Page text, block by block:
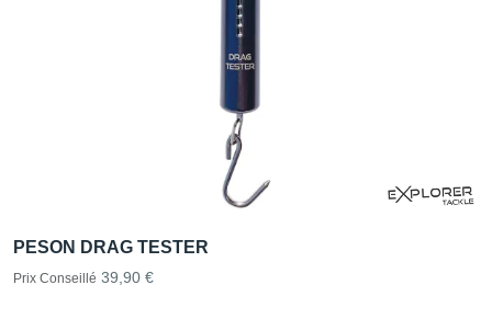
PESON DRAG TESTER
Prix Conseillé 39,90 €